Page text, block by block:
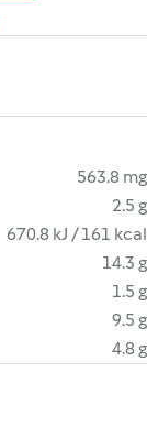
563.8 mg
2.5 g
670.8 kJ / 161 kcal
14.3 g
1.5 g
9.5 g
4.8 g